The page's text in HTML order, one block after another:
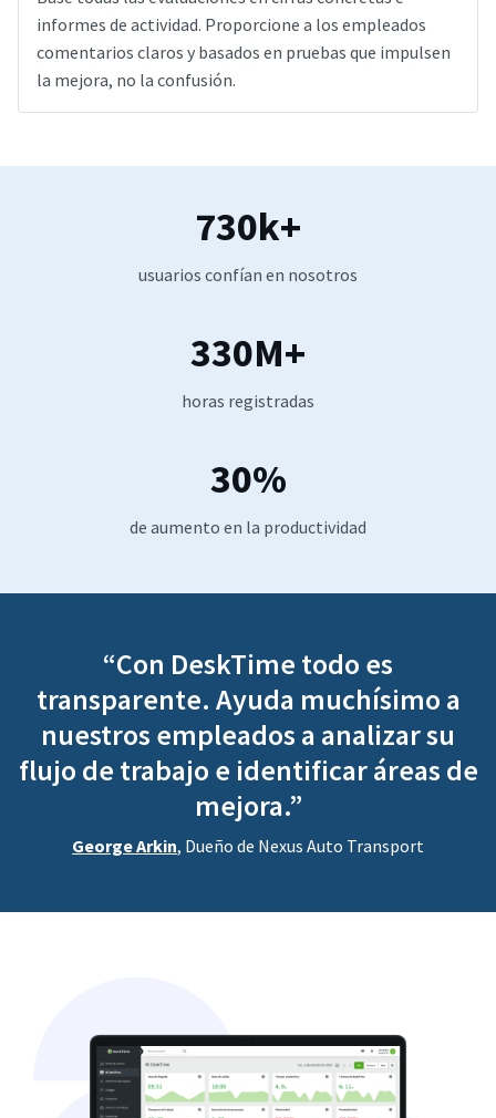
informes de actividad. Proporcione a los empleados
comentarios claros y basados en pruebas que impulsen
la mejora, no la confusión.
730k+
usuarios confían en nosotros
330M+
horas registradas
30%
de aumento en la productividad
“Con DeskTime todo es
transparente. Ayuda muchísimo a
nuestros empleados a analizar su
flujo de trabajo e identificar áreas de
mejora.”
George Arkin, Dueño de Nexus Auto Transport